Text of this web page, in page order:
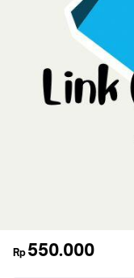
Rp 550.000